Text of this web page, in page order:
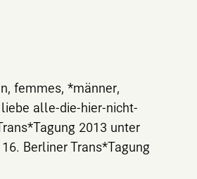
femmes, *männer,
alle-die-hier-nicht-
2013 unter
Berliner Trans*Tagung